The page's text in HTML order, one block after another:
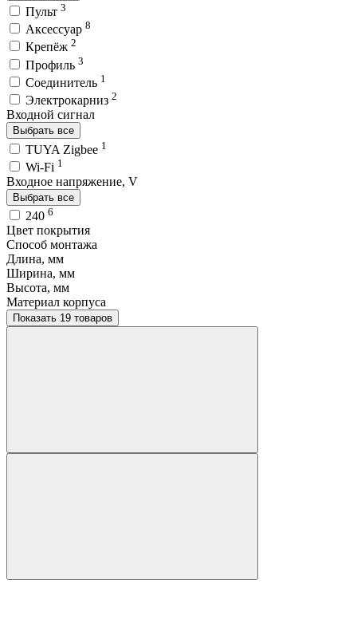
Пульт 3
Аксессуар 8
Крепёж 2
Профиль 3
Соединитель 1
Электрокарниз 2
Входной сигнал
Выбрать все
TUYA Zigbee 1
Wi-Fi 1
Входное напряжение, V
Выбрать все
240 6
Цвет покрытия
Способ монтажа
Длина, мм
Ширина, мм
Высота, мм
Материал корпуса
Показать 19 товаров